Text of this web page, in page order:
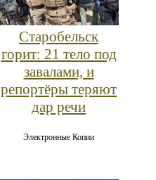
Старобельск
горит: 21 тело под
завалами, и
репортёры теряют
дар речи
Электронные Копии